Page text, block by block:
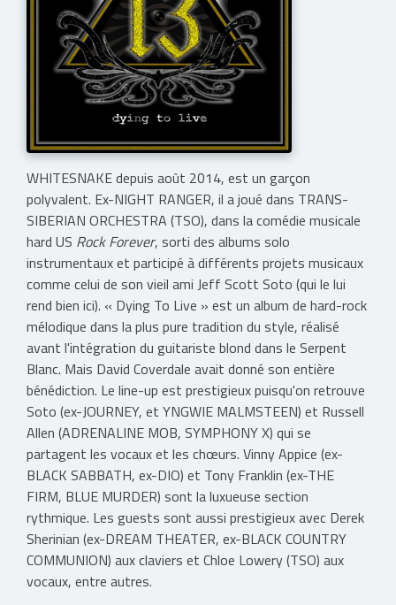
WHITESNAKE depuis août 2014, est un garçon
polyvalent. Ex-NIGHT RANGER, il a joué dans TRANS-
SIBERIAN ORCHESTRA (TSO), dans la comédie musicale
hard US Rock Forever, sorti des albums solo
instrumentaux et participé à différents projets musicaux
comme celui de son vieil ami Jeff Scott Soto (qui le lui
rend bien ici). « Dying To Live » est un album de hard-rock
mélodique dans la plus pure tradition du style, réalisé
avant l'intégration du guitariste blond dans le Serpent
Blanc. Mais David Coverdale avait donné son entière
bénédiction. Le line-up est prestigieux puisqu'on retrouve
Soto (ex-JOURNEY, et YNGWIE MALMSTEEN) et Russell
Allen (ADRENALINE MOB, SYMPHONY X) qui se
partagent les vocaux et les chœurs. Vinny Appice (ex-
BLACK SABBATH, ex-DIO) et Tony Franklin (ex-THE
FIRM, BLUE MURDER) sont la luxueuse section
rythmique. Les guests sont aussi prestigieux avec Derek
Sherinian (ex-DREAM THEATER, ex-BLACK COUNTRY
COMMUNION) aux claviers et Chloe Lowery (TSO) aux
vocaux, entre autres.